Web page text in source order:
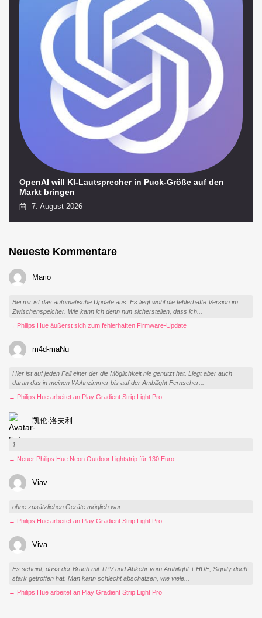
OpenAI will KI-Lautsprecher in Puck-Größe auf den
Markt bringen
7. August 2026
Neueste Kommentare
Mario
Bei mir ist das automatische Update aus. Es liegt wohl die fehlerhafte Version im
Zwischenspeicher. Wie kann ich denn nun sicherstellen, dass ich...
→ Philips Hue äußerst sich zum fehlerhaften Firmware-Update
m4d-maNu
Hier ist auf jeden Fall einer der die Möglichkeit nie genutzt hat. Liegt aber auch
daran das in meinen Wohnzimmer bis auf der Ambilight Fernseher...
→ Philips Hue arbeitet an Play Gradient Strip Light Pro
凯伦·洛夫利
1
→ Neuer Philips Hue Neon Outdoor Lightstrip für 130 Euro
Viav
ohne zusätzlichen Geräte möglich war
→ Philips Hue arbeitet an Play Gradient Strip Light Pro
Viva
Es scheint, dass der Bruch mit TPV und Abkehr vom Ambilight + HUE, Signify doch
stark getroffen hat. Man kann schlecht abschätzen, wie viele...
→ Philips Hue arbeitet an Play Gradient Strip Light Pro